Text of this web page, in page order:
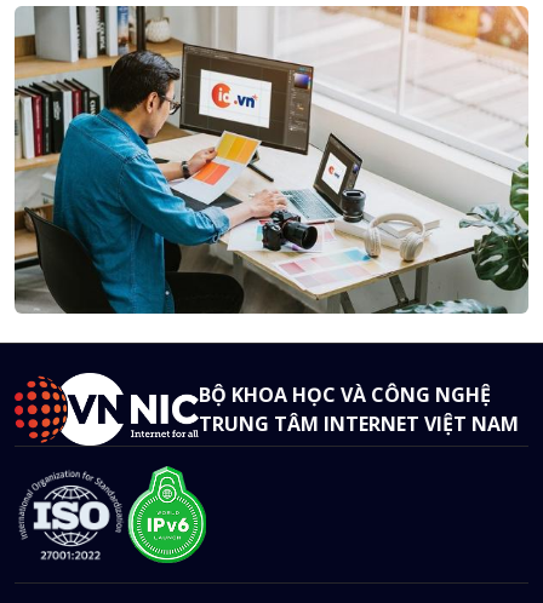
BỘ KHOA HỌC VÀ CÔNG NGHỆ
TRUNG TÂM INTERNET VIỆT NAM